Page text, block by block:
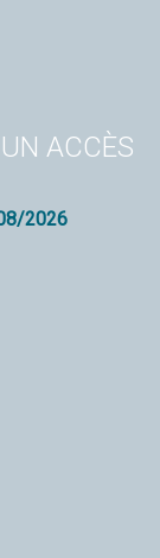
ACCÈS
2026